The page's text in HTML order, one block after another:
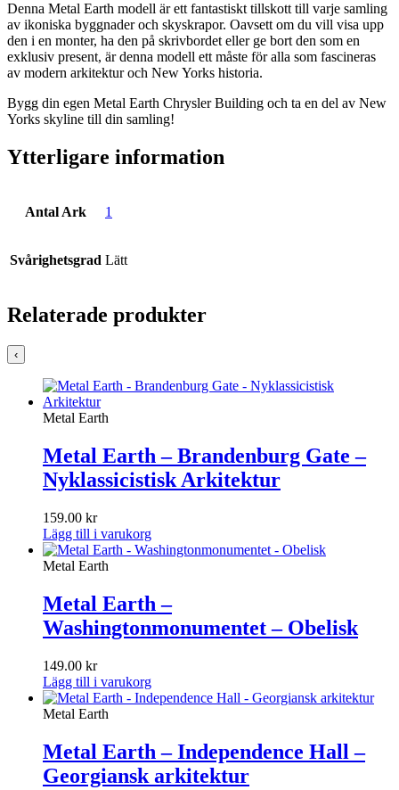
Denna Metal Earth modell är ett fantastiskt tillskott till varje samling
av ikoniska byggnader och skyskrapor. Oavsett om du vill visa upp
den i en monter, ha den på skrivbordet eller ge bort den som en
exklusiv present, är denna modell ett måste för alla som fascineras
av modern arkitektur och New Yorks historia.
Bygg din egen Metal Earth Chrysler Building och ta en del av New
Yorks skyline till din samling!
Ytterligare information
Antal Ark 1
Svårighetsgrad Lätt
Relaterade produkter
‹
Metal Earth
Metal Earth – Brandenburg Gate –
Nyklassicistisk Arkitektur
159.00 kr
Lägg till i varukorg
Metal Earth
Metal Earth –
Washingtonmonumentet – Obelisk
149.00 kr
Lägg till i varukorg
Metal Earth
Metal Earth – Independence Hall –
Georgiansk arkitektur